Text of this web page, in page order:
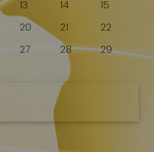
13 14
15
20 21
22
27 28
29